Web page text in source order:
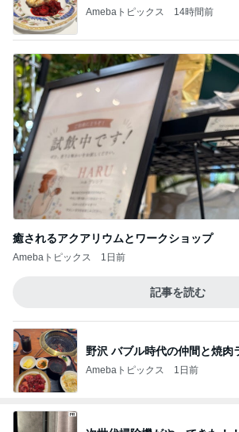
Amebaトピックス 14時間前
癒されるアクアリウムとワークショップ
Amebaトピックス 1日前
記事を読む
野沢 バブル時代の仲間と焼肉
Amebaトピックス 1日前